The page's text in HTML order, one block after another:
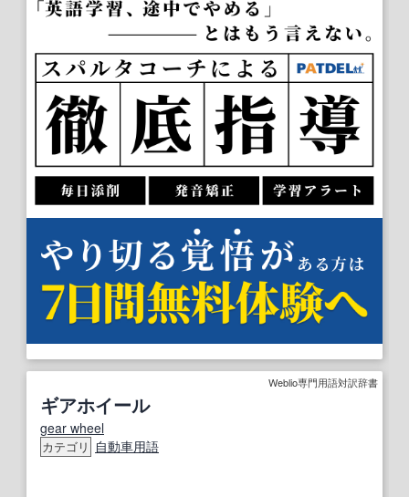
Weblio専門用語対訳辞書
ギアホイール
gear wheel
カテゴリ 自動車用語